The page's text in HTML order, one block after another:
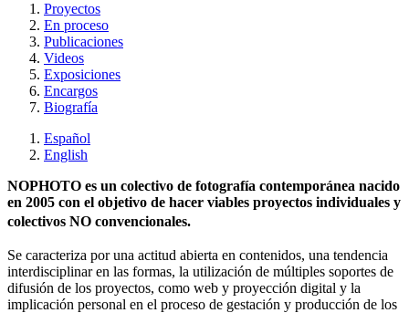
Proyectos
En proceso
Publicaciones
Videos
Exposiciones
Encargos
Biografía
Español
English
NOPHOTO es un colectivo de fotografía contemporánea nacido
en 2005 con el objetivo de hacer viables proyectos individuales y
colectivos NO convencionales.
Se caracteriza por una actitud abierta en contenidos, una tendencia
interdisciplinar en las formas, la utilización de múltiples soportes de
difusión de los proyectos, como web y proyección digital y la
implicación personal en el proceso de gestación y producción de los